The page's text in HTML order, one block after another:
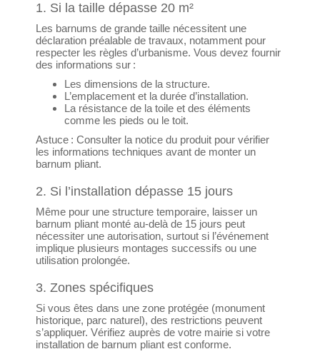
1. Si la taille dépasse 20 m²
Les barnums de grande taille nécessitent une
déclaration préalable de travaux, notamment pour
respecter les règles d’urbanisme. Vous devez fournir
des informations sur :
Les dimensions de la structure.
L’emplacement et la durée d’installation.
La résistance de la toile et des éléments
comme les pieds ou le toit.
Astuce : Consulter la notice du produit pour vérifier
les informations techniques avant de monter un
barnum pliant.
2. Si l’installation dépasse 15 jours
Même pour une structure temporaire, laisser un
barnum pliant monté au-delà de 15 jours peut
nécessiter une autorisation, surtout si l’événement
implique plusieurs montages successifs ou une
utilisation prolongée.
3. Zones spécifiques
Si vous êtes dans une zone protégée (monument
historique, parc naturel), des restrictions peuvent
s’appliquer. Vérifiez auprès de votre mairie si votre
installation de barnum pliant est conforme.